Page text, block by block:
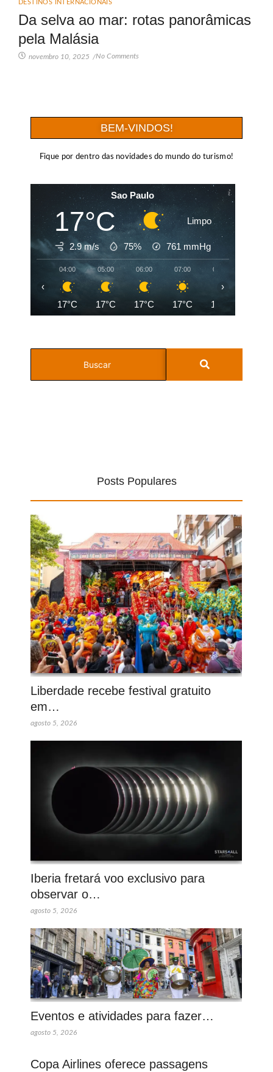
DESTINOS INTERNACIONAIS
Da selva ao mar: rotas panorâmicas
pela Malásia
novembro 10, 2025 /No Comments
BEM-VINDOS!
Fique por dentro das novidades do mundo do turismo!
Sao Paulo
17°C Limpo
2.9 m/s 75% 761 mmHg
04:00
17°C
05:00
17°C
06:00
17°C
07:00
17°C
08:00
19°C
‹ ›
Posts Populares
Liberdade recebe festival gratuito
em…
agosto 5, 2026
Iberia fretará voo exclusivo para
observar o…
agosto 5, 2026
Eventos e atividades para fazer…
agosto 5, 2026
Copa Airlines oferece passagens